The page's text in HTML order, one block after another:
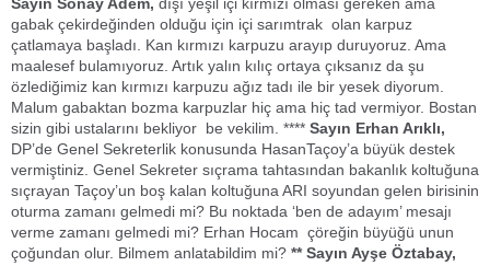
gabak çekirdeğinden olduğu için içi sarımtrak olan karpuz
çatlamaya başladı. Kan kırmızı karpuzu arayıp duruyoruz. Ama
maalesef bulamıyoruz. Artık yalın kılıç ortaya çıksanız da şu
özlediğimiz kan kırmızı karpuzu ağız tadı ile bir yesek diyorum.
Malum gabaktan bozma karpuzlar hiç ama hiç tad vermiyor. Bostan
sizin gibi ustalarını bekliyor be vekilim. **** Sayın Erhan Arıklı,
DP’de Genel Sekreterlik konusunda HasanTaçoy’a büyük destek
vermiştiniz. Genel Sekreter sıçrama tahtasından bakanlık koltuğuna
sıçrayan Taçoy’un boş kalan koltuğuna ARI soyundan gelen birisinin
oturma zamanı gelmedi mi? Bu noktada ‘ben de adayım’ mesajı
verme zamanı gelmedi mi? Erhan Hocam çöreğin büyüğü unun
çoğundan olur. Bilmem anlatabildim mi? ** Sayın Ayşe Öztabay,